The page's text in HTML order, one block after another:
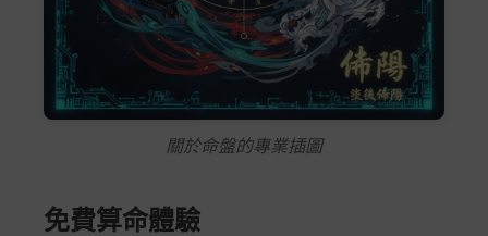
關於命盤的專業插圖
免費算命體驗